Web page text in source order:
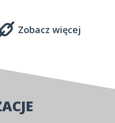
Zobacz więcej